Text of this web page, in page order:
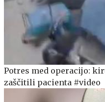
Potres med operacijo:
zaščitili pacienta #video